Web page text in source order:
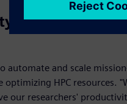
via computing
automate and scale
HPC resources.
our researchers'